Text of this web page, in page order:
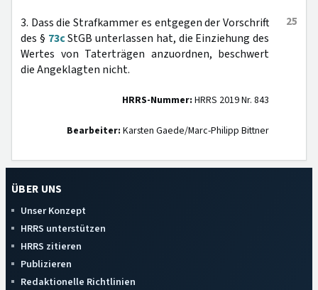
25
3. Dass die Strafkammer es entgegen der Vorschrift
des § 73cStGB unterlassen hat, die Einziehung des
Wertes von Taterträgen anzuordnen, beschwert
die Angeklagten nicht.
HRRS-Nummer: HRRS 2019 Nr. 843
Bearbeiter: Karsten Gaede/Marc-Philipp Bittner
ÜBER UNS
Unser Konzept
HRRS unterstützen
HRRS zitieren
Publizieren
Redaktionelle Richtlinien